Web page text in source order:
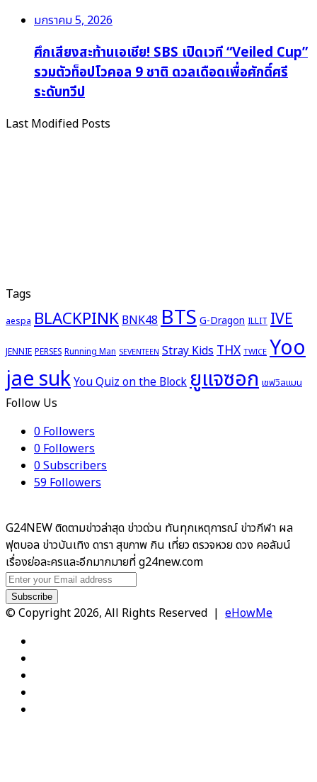
มกราคม 5, 2026
ศึกเสียงสะท้านเอเชีย! SBS เปิดเวที “Veiled Cup”
รวมตัวท็อปโวคอล 9 ชาติ ดวลเดือดเพื่อศักดิ์ศรี
ระดับทวีป
Last Modified Posts
Tags
aespa BLACKPINK BNK48 BTSG-Dragon ILLIT IVE
JENNIE PERSES Running Man SEVENTEEN Stray Kids THX TWICE Yoo
jae sukYou Quiz on the Blockยูแจซอก เชฟวิลแมน
Follow Us
0 Followers
0 Followers
0Subscribers
59 Followers
G24NEW ติดตามข่าวล่าสุด ข่าวด่วน ทันทุกเหตุการณ์ ข่าวกีฬา ผล
ฟุตบอล ข่าวบันเทิง ดารา สุขภาพ กิน เที่ยว ตรวจหวย ดวง คอลัมน์
เรื่องย่อละครและอีกมากมายที่ g24new.com
Enter
your
Email
© Copyright 2026, All Rights Reserved | eHowMe